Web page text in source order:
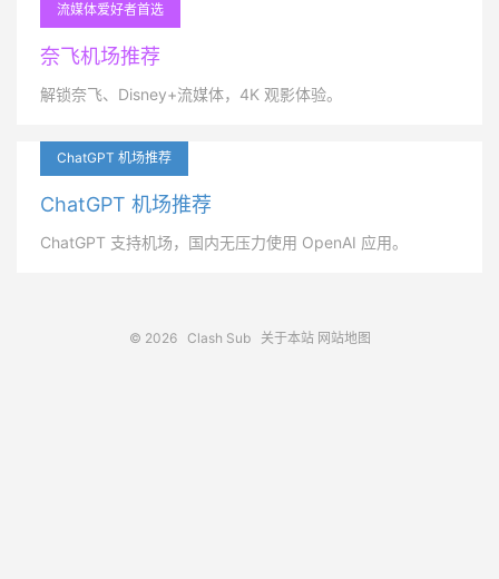
流媒体爱好者首选
奈飞机场推荐
解锁奈飞、Disney+流媒体，4K 观影体验。
ChatGPT 机场推荐
ChatGPT 机场推荐
ChatGPT 支持机场，国内无压力使用 OpenAI 应用。
© 2026 Clash Sub 关于本站 网站地图